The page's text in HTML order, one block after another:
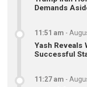
Demands
11:51 am -
Yash Reveals
Successful
11:27 am -